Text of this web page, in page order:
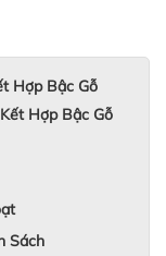
Hợp Bậc Gỗ
Hợp Bậc Gỗ
Sách